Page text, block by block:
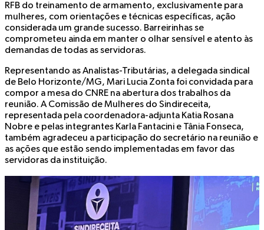
RFB do treinamento de armamento, exclusivamente para
mulheres, com orientações e técnicas específicas, ação
considerada um grande sucesso. Barreirinhas se
comprometeu ainda em manter o olhar sensível e atento às
demandas de todas as servidoras.
Representando as Analistas-Tributárias, a delegada sindical
de Belo Horizonte/MG, Mari Lucia Zonta foi convidada para
compor a mesa do CNRE na abertura dos trabalhos da
reunião. A Comissão de Mulheres do Sindireceita,
representada pela coordenadora-adjunta Katia Rosana
Nobre e pelas integrantes Karla Fantacini e Tânia Fonseca,
também agradeceu a participação do secretário na reunião e
as ações que estão sendo implementadas em favor das
servidoras da instituição.